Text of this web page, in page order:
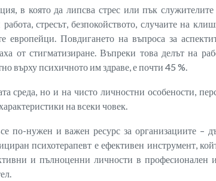
в която да липсва стрес или пък
стресът, безпокойството, случаите на
европейци. Повдигането на въпроса за
от стигматизиране. Въпреки това делът на
върху психичното им здраве, е почти 45 %.
среда, но и на чисто личностни особености,
на всеки човек.
по-нужен и важен ресурс за организациите –
психотерапевт е ефективен инструмент,
и пълноценни личности в